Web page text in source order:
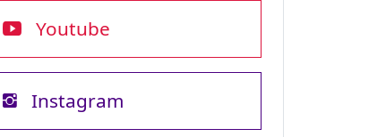
Youtube
Instagram